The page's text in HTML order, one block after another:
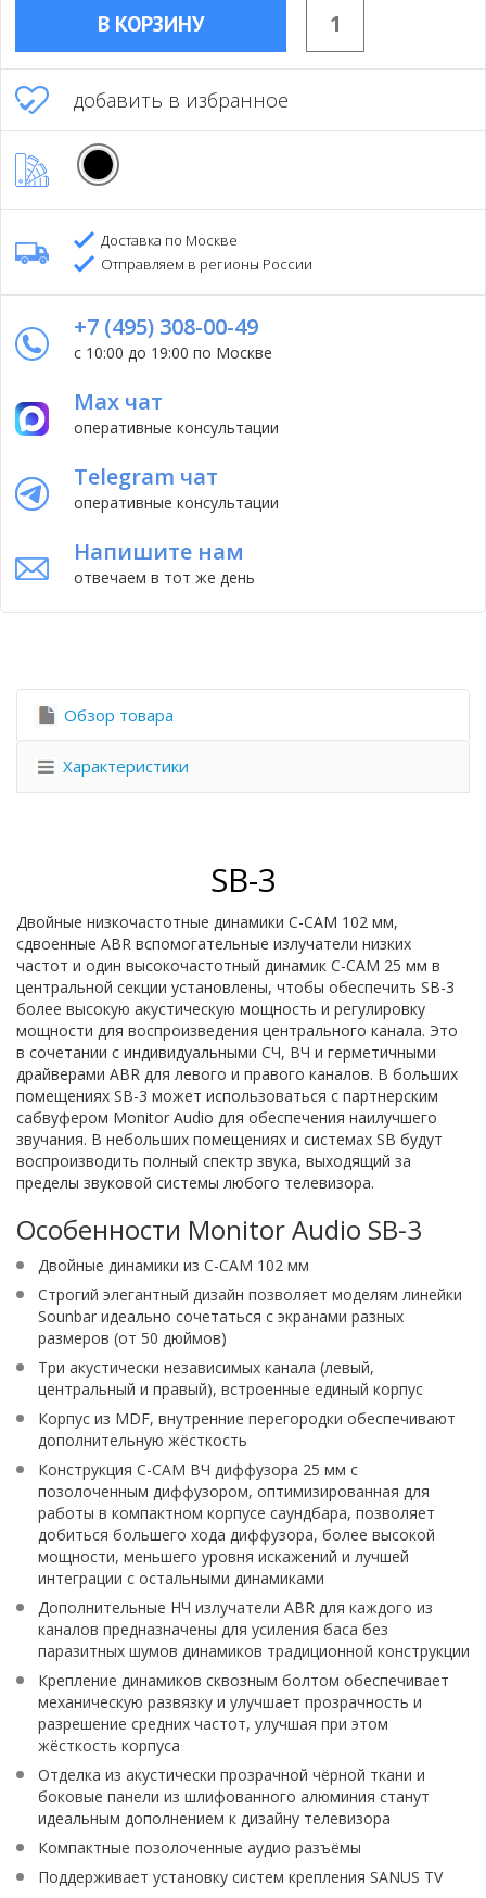
В КОРЗИНУ
добавить в избранное
Доставка по Москве
Отправляем в регионы России
+7 (495) 308-00-49
с 10:00 до 19:00 по Москве
Max чат
оперативные консультации
Telegram чат
оперативные консультации
Напишите нам
отвечаем в тот же день
Обзор товара
Характеристики
SB-3
Двойные низкочастотные динамики C-CAM 102 мм,
сдвоенные ABR вспомогательные излучатели низких
частот и один высокочастотный динамик C-CAM 25 мм в
центральной секции установлены, чтобы обеспечить SB-3
более высокую акустическую мощность и регулировку
мощности для воспроизведения центрального канала. Это
в сочетании с индивидуальными СЧ, ВЧ и герметичными
драйверами ABR для левого и правого каналов. В больших
помещениях SB-3 может использоваться с партнерским
сабвуфером Monitor Audio для обеспечения наилучшего
звучания. В небольших помещениях и системах SB будут
воспроизводить полный спектр звука, выходящий за
пределы звуковой системы любого телевизора.
Особенности Monitor Audio SB-3
Двойные динамики из C-CAM 102 мм
Строгий элегантный дизайн позволяет моделям линейки
Sounbar идеально сочетаться с экранами разных
размеров (от 50 дюймов)
Три акустически независимых канала (левый,
центральный и правый), встроенные единый корпус
Корпус из MDF, внутренние перегородки обеспечивают
дополнительную жёсткость
Конструкция C-CAM ВЧ диффузора 25 мм с
позолоченным диффузором, оптимизированная для
работы в компактном корпусе саундбара, позволяет
добиться большего хода диффузора, более высокой
мощности, меньшего уровня искажений и лучшей
интеграции с остальными динамиками
Дополнительные НЧ излучатели ABR для каждого из
каналов предназначены для усиления баса без
паразитных шумов динамиков традиционной конструкции
Крепление динамиков сквозным болтом обеспечивает
механическую развязку и улучшает прозрачность и
разрешение средних частот, улучшая при этом
жёсткость корпуса
Отделка из акустически прозрачной чёрной ткани и
боковые панели из шлифованного алюминия станут
идеальным дополнением к дизайну телевизора
Компактные позолоченные аудио разъёмы
Поддерживает установку систем крепления SANUS TV